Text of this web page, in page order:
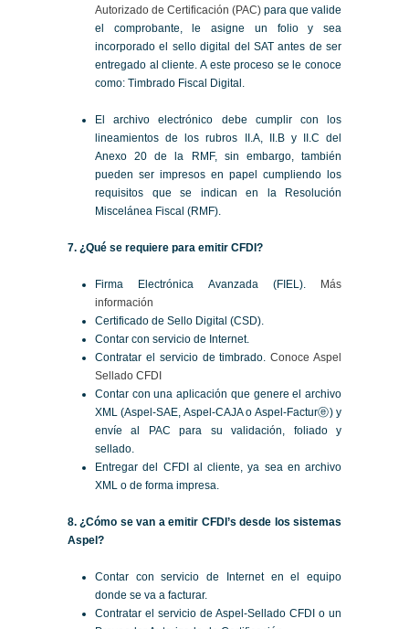
Autorizado de Certificación (PAC) para que valide
el comprobante, le asigne un folio y sea
incorporado el sello digital del SAT antes de ser
entregado al cliente. A este proceso se le conoce
como: Timbrado Fiscal Digital.
El archivo electrónico debe cumplir con los
lineamientos de los rubros II.A, II.B y II.C del
Anexo 20 de la RMF, sin embargo, también
pueden ser impresos en papel cumpliendo los
requisitos que se indican en la Resolución
Miscelánea Fiscal (RMF).
7. ¿Qué se requiere para emitir CFDI?
Firma Electrónica Avanzada (FIEL).
Más
información
Certificado de Sello Digital (CSD).
Contar con servicio de Internet.
Contratar el servicio de timbrado.Conoce Aspel
Sellado CFDI
Contar con una aplicación que genere el archivo
XML (Aspel-SAE, Aspel-CAJA o Aspel-Facturⓔ) y
envíe al PAC para su validación, foliado y
sellado.
Entregar del CFDI al cliente, ya sea en archivo
XML o de forma impresa.
8. ¿Cómo se van a emitir CFDI’s desde los sistemas
Aspel?
Contar con servicio de Internet en el equipo
donde se va a facturar.
Contratar el servicio de Aspel-Sellado CFDI o un